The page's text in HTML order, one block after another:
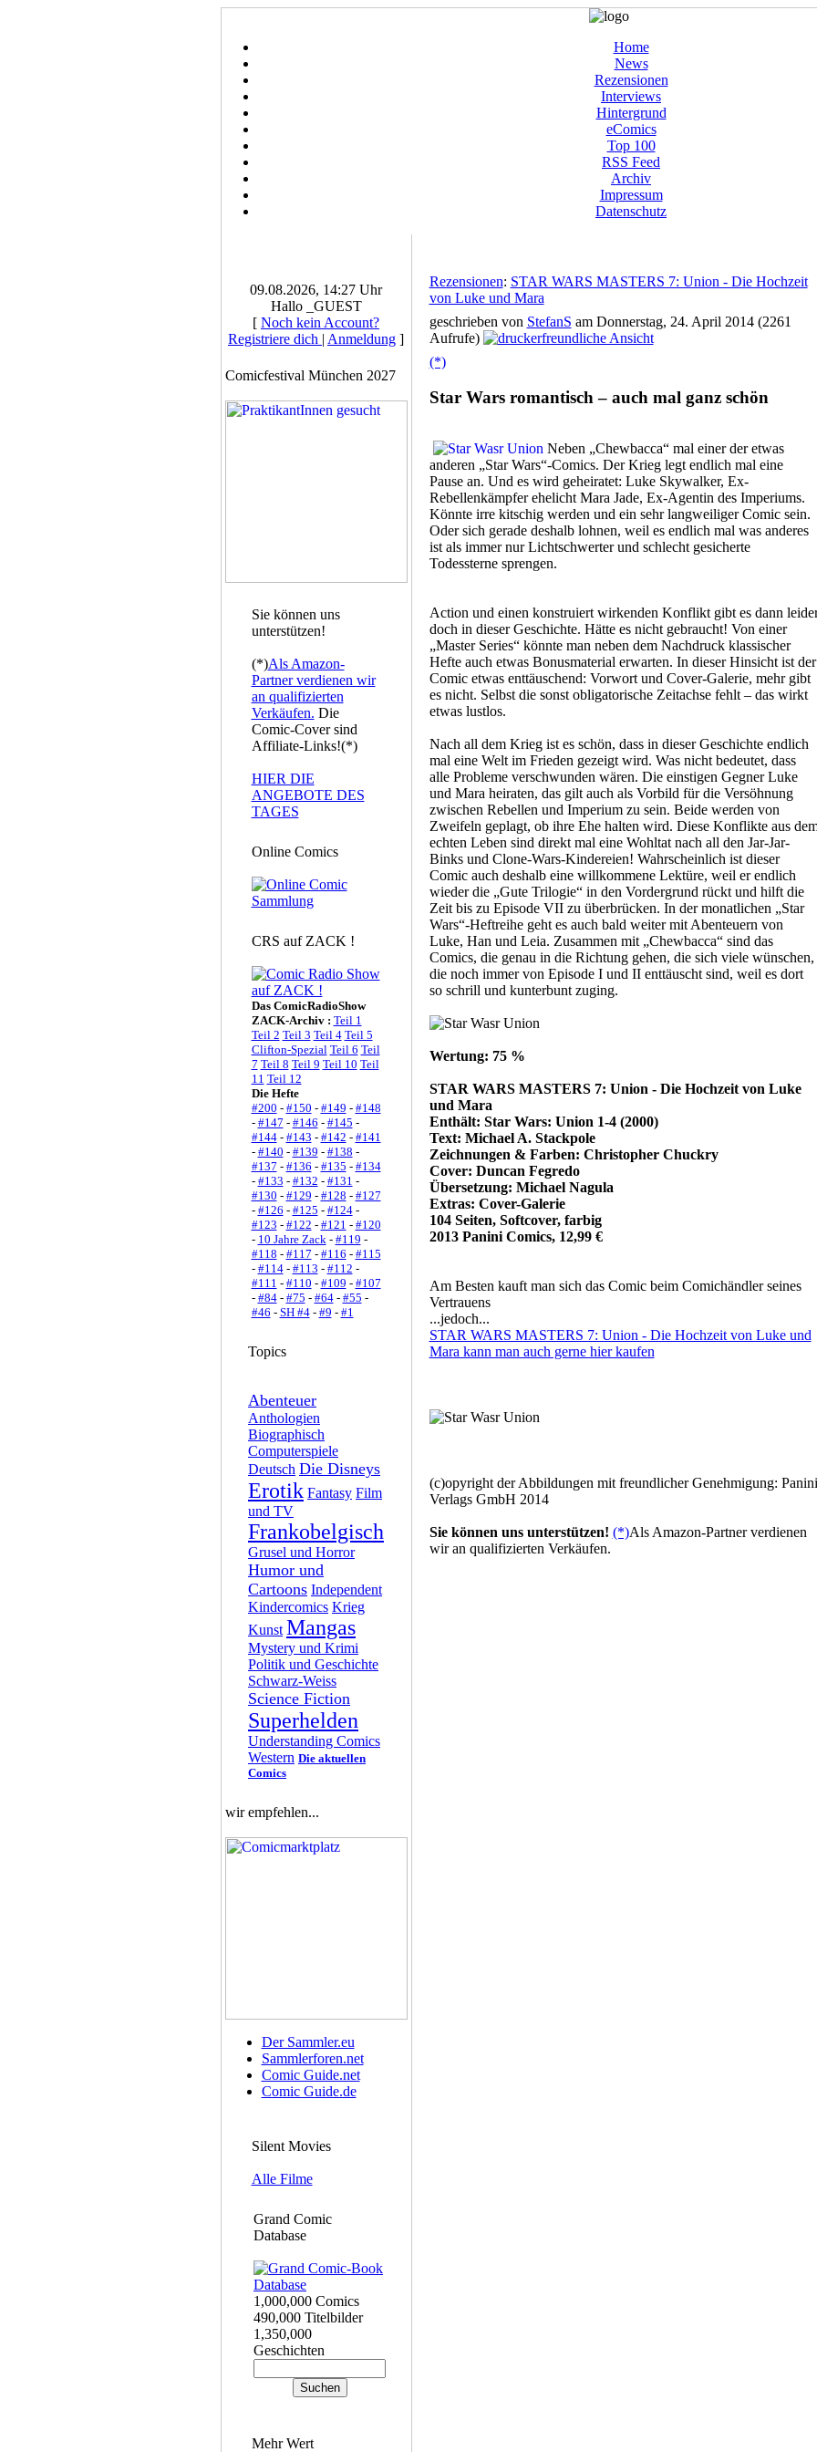
Home
News
Rezensionen
Interviews
Hintergrund
eComics
Top 100
RSS Feed
Archiv
Impressum
Datenschutz
09.08.2026, 14:27 Uhr
Hallo _GUEST
[ Noch kein Account?
Registriere dich | Anmeldung ]
Comicfestival München 2027
Sie können uns
unterstützen!
(*)Als Amazon-
Partner verdienen wir
an qualifizierten
Verkäufen. Die
Comic-Cover sind
Affiliate-Links!(*)
HIER DIE
ANGEBOTE DES
TAGES
Online Comics
CRS auf ZACK !
Das ComicRadioShow
ZACK-Archiv : Teil 1
Teil 2 Teil 3 Teil 4 Teil 5
Clifton-Spezial Teil 6 Teil
7 Teil 8 Teil 9 Teil 10 Teil
11 Teil 12
Die Hefte
#200 - #150 - #149 - #148
- #147 - #146 - #145 -
#144- #143 - #142 - #141
- #140 - #139 - #138 -
#137 - #136 - #135 - #134
- #133 - #132 - #131 -
#130 - #129 - #128 - #127
- #126 - #125 - #124-
#123 - #122 - #121 - #120
- 10 Jahre Zack- #119 -
#118 - #117 - #116 - #115
- #114- #113 - #112 -
#111 - #110 - #109 - #107
- #84- #75 - #64- #55 -
#46 - SH #4- #9 - #1
Topics
Abenteuer
Anthologien
Biographisch
Computerspiele
Deutsch Die Disneys
Erotik Fantasy Film
und TV
Frankobelgisch
Grusel und Horror
Humor und
Cartoons Independent
Kindercomics Krieg
Kunst Mangas
Mystery und Krimi
Politik und Geschichte
Schwarz-Weiss
Science Fiction
Superhelden
Understanding Comics
Western Die aktuellen
Comics
wir empfehlen...
Der Sammler.eu
Sammlerforen.net
Comic Guide.net
Comic Guide.de
Silent Movies
Alle Filme
Grand Comic
Database
1,000,000 Comics
490,000 Titelbilder
1,350,000
Geschichten
Mehr Wert
Rezensionen: STAR WARS MASTERS 7: Union - Die Hochzeit
von Luke und Mara
geschrieben von StefanS am Donnerstag, 24. April 2014 (2261
Aufrufe)
(*)
Star Wars romantisch – auch mal ganz schön
Neben „Chewbacca“ mal einer der etwas
anderen „Star Wars“-Comics. Der Krieg legt endlich mal eine
Pause an. Und es wird geheiratet: Luke Skywalker, Ex-
Rebellenkämpfer ehelicht Mara Jade, Ex-Agentin des Imperiums.
Könnte irre kitschig werden und ein sehr langweiliger Comic sein.
Oder sich gerade deshalb lohnen, weil es endlich mal was anderes
ist als immer nur Lichtschwerter und schlecht gesicherte
Todessterne sprengen.
Action und einen konstruiert wirkenden Konflikt gibt es dann
doch in dieser Geschichte. Hätte es nicht gebraucht! Von einer
„Master Series“ könnte man neben dem Nachdruck klassischer
Hefte auch etwas Bonusmaterial erwarten. In dieser Hinsicht ist der
Comic etwas enttäuschend: Vorwort und Cover-Galerie, mehr gibt
es nicht. Selbst die sonst obligatorische Zeitachse fehlt – das wirkt
etwas lustlos.
Nach all dem Krieg ist es schön, dass in dieser Geschichte endlich
mal eine Welt im Frieden gezeigt wird. Was nicht bedeutet, dass
alle Probleme verschwunden wären. Die einstigen Gegner Luke
und Mara heiraten, das gilt auch als Vorbild für die Versöhnung
zwischen Rebellen und Imperium zu sein. Beide werden von
Zweifeln geplagt, ob ihre Ehe halten wird. Diese Konflikte aus
echten Leben sind direkt mal eine Wohltat nach all den Jar-Jar-
Binks und Clone-Wars-Kindereien! Wahrscheinlich ist dieser
Comic auch deshalb eine willkommene Lektüre, weil er endlich
wieder die „Gute Trilogie“ in den Vordergrund rückt und hilft die
Zeit bis zu Episode VII zu überbrücken. In der monatlichen „Star
Wars“-Heftreihe geht es auch bald weiter mit Abenteuern von
Luke, Han und Leia. Zusammen mit „Chewbacca“ sind das
Comics, die genau in die Richtung gehen, die sich viele wünschen,
die noch immer von Episode I und II enttäuscht sind, weil es dort
so schrill und kunterbunt zuging.
Wertung: 75 %
STAR WARS MASTERS 7: Union - Die Hochzeit von Luke
und Mara
Enthält: Star Wars: Union 1-4 (2000)
Text: Michael A. Stackpole
Zeichnungen & Farben: Christopher Chuckry
Cover: Duncan Fegredo
Übersetzung: Michael Nagula
Extras: Cover-Galerie
104 Seiten, Softcover, farbig
2013 Panini Comics, 12,99 €
Am Besten kauft man sich das Comic beim Comichändler seines
Vertrauens
...jedoch...
STAR WARS MASTERS 7: Union - Die Hochzeit von Luke und
Mara kann man auch gerne hier kaufen
(c)opyright der Abbildungen mit freundlicher Genehmigung: Panini
Verlags GmbH 2014
Sie können uns unterstützen! (*)Als Amazon-Partner verdienen
wir an qualifizierten Verkäufen.